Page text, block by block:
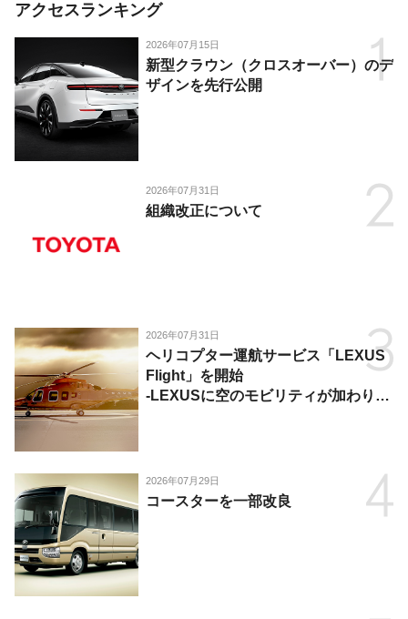
アクセスランキング
2026年07月15日
新型クラウン（クロスオーバー）のデ
ザインを先行公開
2026年07月31日
組織改正について
2026年07月31日
ヘリコプター運航サービス「LEXUS
Flight」を開始
-LEXUSに空のモビリティが加わり、
2026年07月29日
コースターを一部改良